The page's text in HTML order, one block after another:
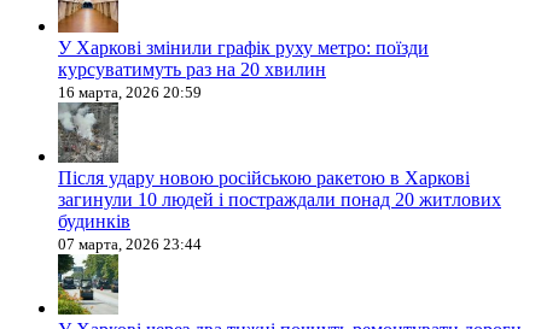
У Харкові змінили графік руху метро: поїзди
курсуватимуть раз на 20 хвилин
16 марта, 2026 20:59
Після удару новою російською ракетою в Харкові
загинули 10 людей і постраждали понад 20 житлових
будинків
07 марта, 2026 23:44